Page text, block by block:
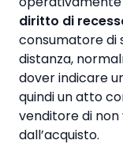
diritto di
consumatore di
distanza,
dover indicare
quindi un atto
venditore di
dall’acquisto.